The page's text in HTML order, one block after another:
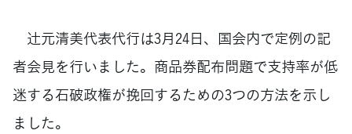
辻󠄀元清美代表代行は3月24日、国会内で定例の記
者会見を行いました。商品券配布問題で支持率が低
迷する石破政権が挽回するための3つの方法を示し
ました。